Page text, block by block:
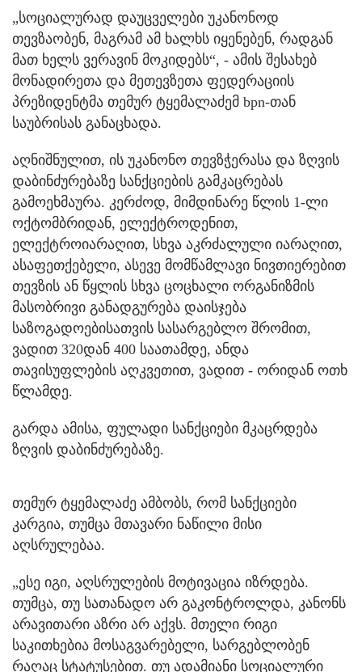
„სოციალურად დაუცველები უკანონოდ
თევზაობენ, მაგრამ ამ ხალხს იყენებენ, რადგან
მათ ხელს ვერავინ მოკიდებს“, - ამის შესახებ
მონადირეთა და მეთევზეთა ფედერაციის
პრეზიდენტმა თემურ ტყემალაძემ bpn-თან
საუბრისას განაცხადა.
აღნიშნულით, ის უკანონო თევზჭერასა და ზღვის
დაბინძურებაზე სანქციების გამკაცრებას
გამოეხმაურა. კერძოდ, მიმდინარე წლის 1-ლი
ოქტომბრიდან, ელექტროდენით,
ელექტროიარაღით, სხვა აკრძალული იარაღით,
ასაფეთქებელი, ასევე მომწამლავი ნივთიერებით
თევზის ან წყლის სხვა ცოცხალი ორგანიზმის
მასობრივი განადგურება დაისჯება
საზოგადოებისათვის სასარგებლო შრომით,
ვადით 320დან 400 საათამდე, ანდა
თავისუფლების აღკვეთით, ვადით - ორიდან ოთხ
წლამდე.
გარდა ამისა, ფულადი სანქციები მკაცრდება
ზღვის დაბინძურებაზე.
თემურ ტყემალაძე ამბობს, რომ სანქციები
კარგია, თუმცა მთავარი ნაწილი მისი
აღსრულებაა.
„ესე იგი, აღსრულების მოტივაცია იზრდება.
თუმცა, თუ სათანადო არ გაკონტროლდა, კანონს
არავითარი აზრი არ აქვს. მთელი რიგი
საკითხებია მოსაგვარებელი, სარგებლობენ
რაღაც სტატუსებით. თუ ადამიანი სოციალური